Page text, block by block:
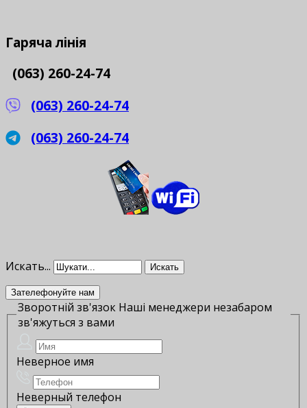
Гаряча лінія
(063) 260-24-74
(063) 260-24-74
(063) 260-24-74
Искать... Искать
Зателефонуйте нам
Зворотній зв'язок Наші менеджери незабаром
зв'яжуться з вами
Неверное имя
Неверный телефон